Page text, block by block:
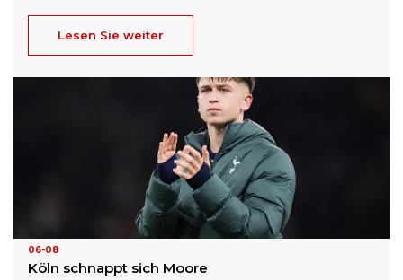
Lesen Sie weiter
06-08
Köln schnappt sich Moore